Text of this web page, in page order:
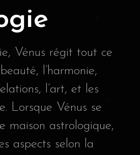
Vénus régit tout ce
l’harmonie,
l’art, et les
Lorsque Vénus se
maison astrologique,
aspects selon la